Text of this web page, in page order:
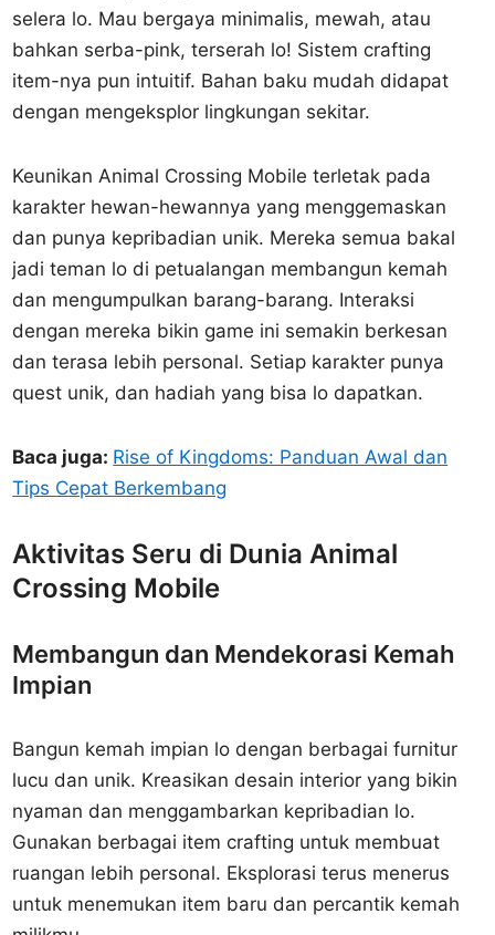
selera lo. Mau bergaya minimalis, mewah, atau
bahkan serba-pink, terserah lo! Sistem crafting
item-nya pun intuitif. Bahan baku mudah didapat
dengan mengeksplor lingkungan sekitar.
Keunikan Animal Crossing Mobile terletak pada
karakter hewan-hewannya yang menggemaskan
dan punya kepribadian unik. Mereka semua bakal
jadi teman lo di petualangan membangun kemah
dan mengumpulkan barang-barang. Interaksi
dengan mereka bikin game ini semakin berkesan
dan terasa lebih personal. Setiap karakter punya
quest unik, dan hadiah yang bisa lo dapatkan.
Baca juga: Rise of Kingdoms: Panduan Awal dan
Tips Cepat Berkembang
Aktivitas Seru di Dunia Animal
Crossing Mobile
Membangun dan Mendekorasi Kemah
Impian
Bangun kemah impian lo dengan berbagai furnitur
lucu dan unik. Kreasikan desain interior yang bikin
nyaman dan menggambarkan kepribadian lo.
Gunakan berbagai item crafting untuk membuat
ruangan lebih personal. Eksplorasi terus menerus
untuk menemukan item baru dan percantik kemah